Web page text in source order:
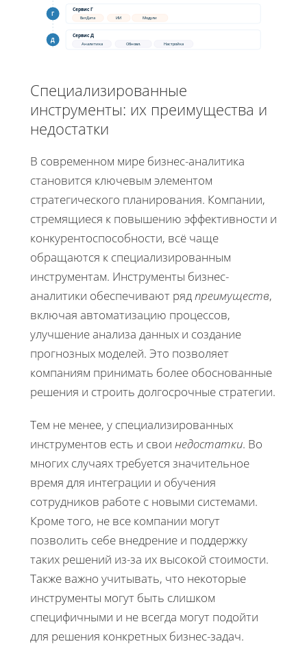
Г
Сервис Г
БигДата ИИ Модули
Д
Сервис Д
Аналитика Обновл. Настройка
Специализированные
инструменты: их преимущества и
недостатки
В современном мире бизнес-аналитика
становится ключевым элементом
стратегического планирования. Компании,
стремящиеся к повышению эффективности и
конкурентоспособности, всё чаще
обращаются к специализированным
инструментам. Инструменты бизнес-
аналитики обеспечивают рядпреимуществ,
включая автоматизацию процессов,
улучшение анализа данных и создание
прогнозных моделей. Это позволяет
компаниям принимать более обоснованные
решения и строить долгосрочные стратегии.
Тем не менее, у специализированных
инструментов есть и свои недостатки. Во
многих случаях требуется значительное
время для интеграции и обучения
сотрудников работе с новыми системами.
Кроме того, не все компании могут
позволить себе внедрение и поддержку
таких решений из-за их высокой стоимости.
Также важно учитывать, что некоторые
инструменты могут быть слишком
специфичными и не всегда могут подойти
для решения конкретных бизнес-задач.